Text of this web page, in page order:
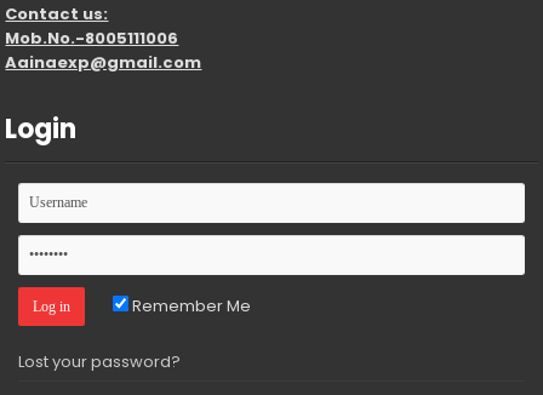
Contact us:
Mob.No.-8005111006
Aainaexp@gmail.com
Login
Remember Me
Lost your password?